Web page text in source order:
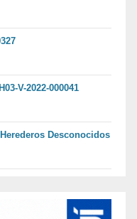
V-2022-000041
Desconocidos